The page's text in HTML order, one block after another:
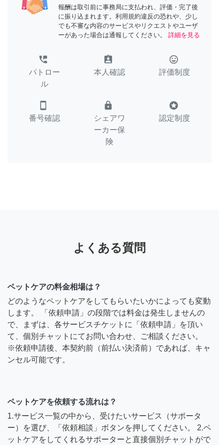
報酬は取引前に事務局に支払われ、評価・完了後
に振り込まれます。利用規約違反の恐れや、少し
でも不審な内容のサービスやリクエストやユーザ
ーがあった場合は通報してください。
詳細を見る
perm_phone_msg
パトロー
ル
assignment_ind
本人確認
tag_faces
評価制度
smartphone
番号確認
lock
シェアワ
ーカー保
険
stars
認定制度
よくある質問
ペットケアの料金相場は？
どのようなペットケアをしてもらいたいかによっても変動
します。 「依頼申請」の段階では料金は発生しませんの
で、まずは、各サービスチケットに「依頼申請」を頂い
て、個別チャットにてお問い合わせ、ご相談ください。
※依頼申請後、本契約前（前払い決済前）であれば、キャ
ンセル可能です。
ペットケアを依頼する流れは？
1.サービス一覧の中から、受けたいサービス（サポータ
ー）を選び、「依頼相談」ボタンを押してください。 2.ペ
ットケアをしてくれるサポーターと直接個別チャットがで